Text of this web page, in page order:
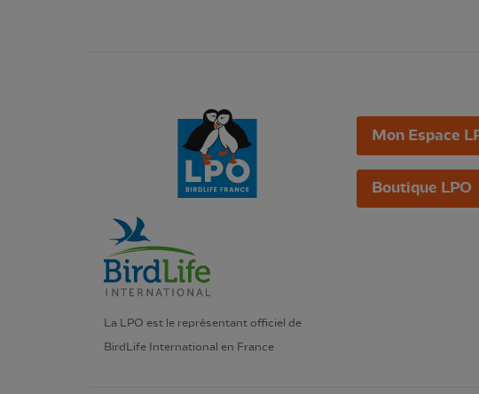
La LPO est le représentant officiel de
BirdLife International en France
Mon Espace
Boutique LPO